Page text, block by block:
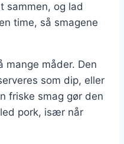
sammen, og lad
time, så smagene
mange måder. Den
som dip, eller
friske smag gør den
pork, især når